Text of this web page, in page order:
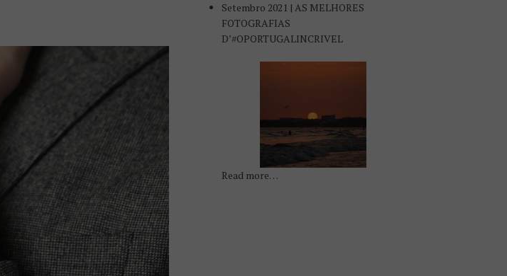
Setembro 2021 | AS MELHORES
FOTOGRAFIAS
D’#OPORTUGALINCRIVEL
Read more…